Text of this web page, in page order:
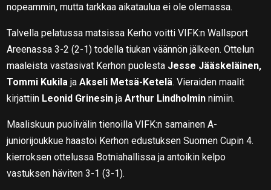
nopeammin, mutta tarkkaa aikataulua ei ole olemassa.
Talvella pelatussa matsissa Kerho voitti VIFK:n Wallsport
Areenassa 3-2 (2-1) todella tiukan väännön jälkeen. Ottelun
maaleista vastasivat Kerhon puolesta Jesse Jääskeläinen,
Tommi Kukila jaAkseli Metsä-Ketelä. Vieraiden maalit
kirjattiin Leonid Grinesin jaArthur Lindholmin nimiin.
Maaliskuun puolivälin tienoilla VIFK:n samainen A-
juniorijoukkue haastoi Kerhon edustuksen Suomen Cupin 4.
kierroksen ottelussa Botniahallissa ja antoikin kelpo
vastuksen häviten 3-1 (3-1).